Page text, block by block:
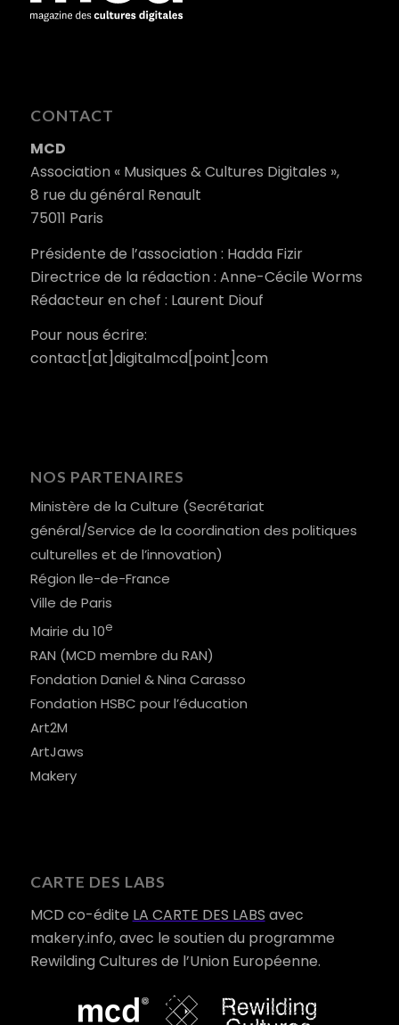
CONTACT
MCD
Association « Musiques & Cultures Digitales »,
8 rue du général Renault
75011 Paris
Présidente de l’association : Hadda Fizir
Directrice de la rédaction : Anne-Cécile Worms
Rédacteur en chef : Laurent Diouf
Pour nous écrire:
contact[at]digitalmcd[point]com
NOS PARTENAIRES
Ministère de la Culture (Secrétariat
général/Service de la coordination des politiques
culturelles et de l’innovation)
Région Ile-de-France
Ville de Paris
Mairie du 10e
RAN (MCD membre du RAN)
Fondation Daniel & Nina Carasso
Fondation HSBC pour l’éducation
Art2M
ArtJaws
Makery
CARTE DES LABS
MCD co-édite LA CARTE DES LABS avec
makery.info, avec le soutien du programme
Rewilding Cultures de l’Union Européenne.